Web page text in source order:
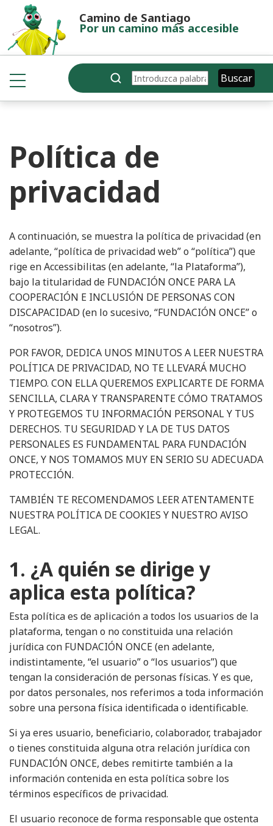
Pasar al contenido principal
Camino de Santiago
Por un camino más accesible
Buscar Buscar
Política de
privacidad
A continuación, se muestra la política de privacidad (en
adelante, “política de privacidad web” o “política”) que
rige en Accessibilitas (en adelante, “la Plataforma”),
bajo la titularidad de FUNDACIÓN ONCE PARA LA
COOPERACIÓN E INCLUSIÓN DE PERSONAS CON
DISCAPACIDAD (en lo sucesivo, “FUNDACIÓN ONCE” o
“nosotros”).
POR FAVOR, DEDICA UNOS MINUTOS A LEER NUESTRA
POLÍTICA DE PRIVACIDAD, NO TE LLEVARÁ MUCHO
TIEMPO. CON ELLA QUEREMOS EXPLICARTE DE FORMA
SENCILLA, CLARA Y TRANSPARENTE CÓMO TRATAMOS
Y PROTEGEMOS TU INFORMACIÓN PERSONAL Y TUS
DERECHOS. TU SEGURIDAD Y LA DE TUS DATOS
PERSONALES ES FUNDAMENTAL PARA FUNDACIÓN
ONCE, Y NOS TOMAMOS MUY EN SERIO SU ADECUADA
PROTECCIÓN.
TAMBIÉN TE RECOMENDAMOS LEER ATENTAMENTE
NUESTRA POLÍTICA DE COOKIES Y NUESTRO AVISO
LEGAL.
1. ¿A quién se dirige y
aplica esta política?
Esta política es de aplicación a todos los usuarios de la
plataforma, tengan o no constituida una relación
jurídica con FUNDACIÓN ONCE (en adelante,
indistintamente, “el usuario” o “los usuarios”) que
tengan la consideración de personas físicas. Y es que,
por datos personales, nos referimos a toda información
sobre una persona física identificada o identificable.
Si ya eres usuario, beneficiario, colaborador, trabajador
o tienes constituida alguna otra relación jurídica con
FUNDACIÓN ONCE, debes remitirte también a la
información contenida en esta política sobre los
términos específicos de privacidad.
El usuario reconoce de forma responsable que ostenta